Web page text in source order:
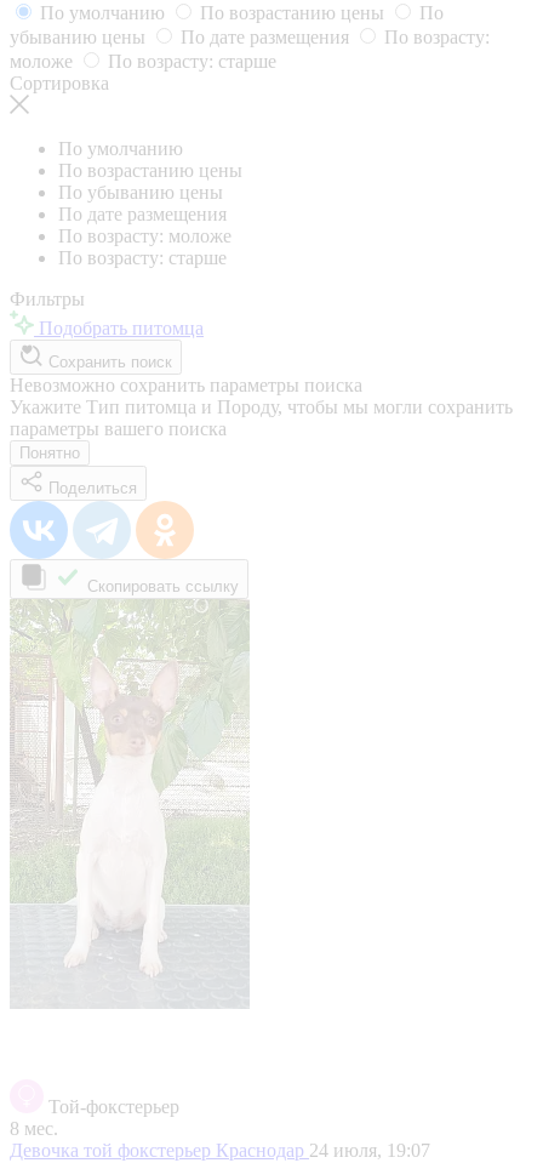
По умолчанию
По возрастанию цены
По
убыванию цены
По дате размещения
По возрасту:
моложе
По возрасту: старше
Сортировка
По умолчанию
По возрастанию цены
По убыванию цены
По дате размещения
По возрасту: моложе
По возрасту: старше
Фильтры
Подобрать питомца
Сохранить поиск
Невозможно сохранить параметры поиска
Укажите Тип питомца и Породу, чтобы мы могли сохранить
параметры вашего поиска
Понятно
Поделиться
Скопировать ссылку
Той-фокстерьер
8 мес.
Девочка той фокстерьер Краснодар 24 июля, 19:07